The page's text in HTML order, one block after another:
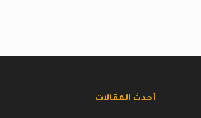
أحدث المقالات